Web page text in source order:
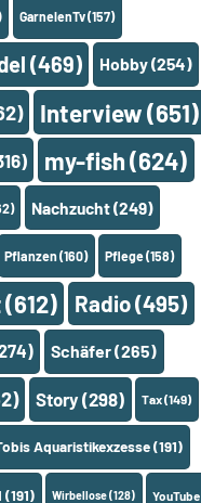
GarnelenTv(157)
(469) Hobby(254)
Interview(651)
my-fish(624)
Nachzucht(249)
Pflanzen(160) Pflege(158)
(612) Radio(495)
Schäfer(265)
Story (298) Tax(149)
Aquaristikexzesse(191)
(191) Wirbellose(128) YouTube